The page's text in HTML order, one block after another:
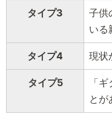
タイプ3
子供
いる
タイプ4 現状
タイプ5
「
とが